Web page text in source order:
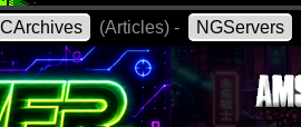
(Articles) - NGServers